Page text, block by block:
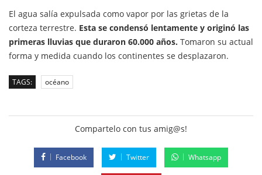
El agua salía expulsada como vapor por las grietas de la
corteza terrestre. Esta se condensó lentamente y originó las
primeras lluvias que duraron 60.000 años. Tomaron su actual
forma y medida cuando los continentes se desplazaron.
TAGS: océano
Compartelo con tus amig@s!
Facebook Twitter Whatsapp